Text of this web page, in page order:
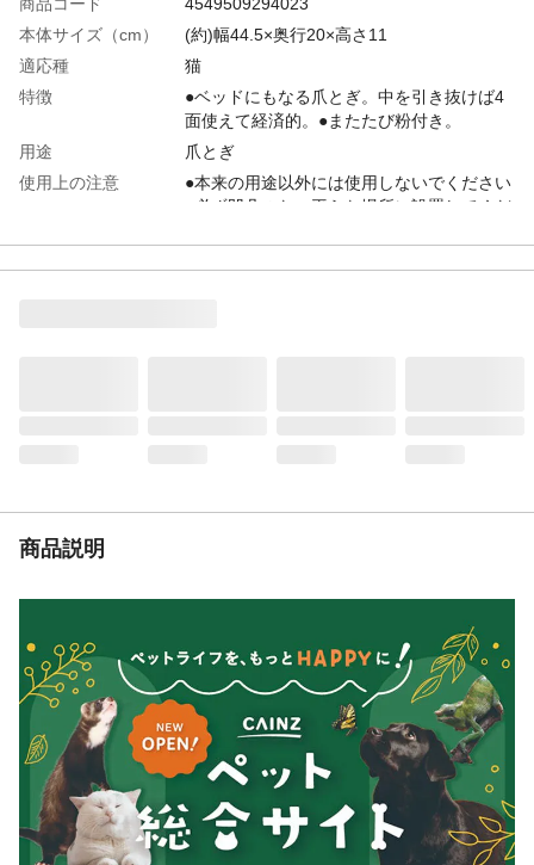
本体サイズ（cm）
(約)幅44.5×奥行20×高さ11
適応種
猫
特徴
●ベッドにもなる爪とぎ。中を引き抜けば4
面使えて経済的。●またたび粉付き。
用途
爪とぎ
使用上の注意
●本来の用途以外には使用しないでください
●必ず凹凸のない平らな場所に設置してくだ
商品説明